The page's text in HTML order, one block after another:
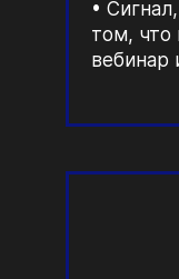
том, что
вебинар